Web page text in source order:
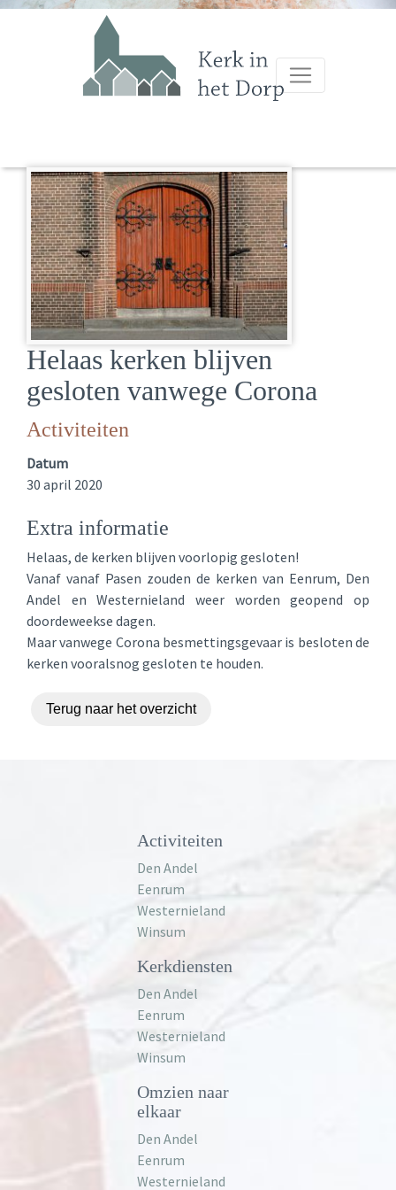
Helaas kerken blijven
gesloten vanwege Corona
Activiteiten
Datum
30 april 2020
Extra informatie
Helaas, de kerken blijven voorlopig gesloten!
Vanaf vanaf Pasen zouden de kerken van Eenrum, Den
Andel en Westernieland weer worden geopend op
doordeweekse dagen.
Maar vanwege Corona besmettingsgevaar is besloten de
kerken vooralsnog gesloten te houden.
Terug naar het overzicht
Activiteiten
Den Andel
Eenrum
Westernieland
Winsum
Kerkdiensten
Den Andel
Eenrum
Westernieland
Winsum
Omzien naar
elkaar
Den Andel
Eenrum
Westernieland